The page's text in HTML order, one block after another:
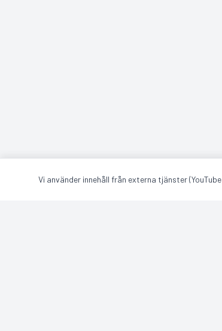
Vi använder innehåll från externa tjänster